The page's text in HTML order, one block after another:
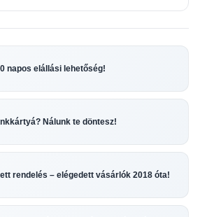
napos elállási lehetőség!
Nálunk te döntesz!
rendelés – elégedett vásárlók 2018 óta!